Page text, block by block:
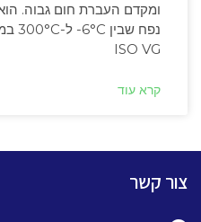
ומקדם העברת חום גבוה.
ISO VG
קרא עוד
צור קשר